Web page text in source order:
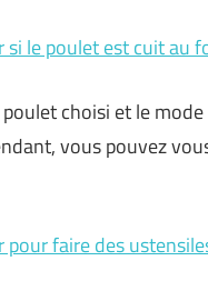
si le poulet est cuit au
choisi et le
vous pouvez
pour faire des